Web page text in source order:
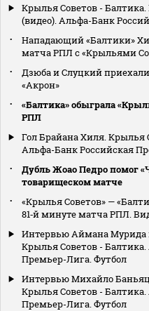
Крылья Советов -
(видео). Альфа-Банк
Нападающий «Балтики»
матча РПЛ с «Крыльями
Дзюба и Слуцкий
«Акрон»
«Балтика» обыграла
РПЛ
Гол Брайана Хиля. Крылья
Альфа-Банк Российская
Дубль Жоао Педро помог
товарищеском матче
«Крылья Советов» —
81‑й минуте матча РПЛ.
Интервью Аймана Мурида
Крылья Советов -
Премьер-Лига. Футбол
Интервью Михайло
Крылья Советов -
Премьер-Лига. Футбол